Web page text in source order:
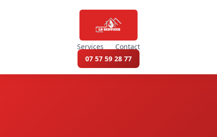
Services
Contact
07 57 59 28 77